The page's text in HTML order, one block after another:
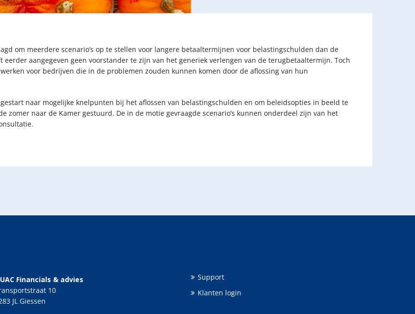
om meerdere scenario’s op te stellen voor langere betaaltermijnen voor belastingschulden dan de
aangegeven geen voorstander te zijn van het generiek verlengen van de terugbetaaltermijn. Toch
voor bedrijven die in de problemen zouden kunnen komen door de aflossing van hun
naar mogelijke knelpunten bij het aflossen van belastingschulden en om beleidsopties in beeld te
zomer naar de Kamer gestuurd. De in de motie gevraagde scenario’s kunnen onderdeel zijn van het
Financials & advies
10
JL Giessen
Support
Klanten login